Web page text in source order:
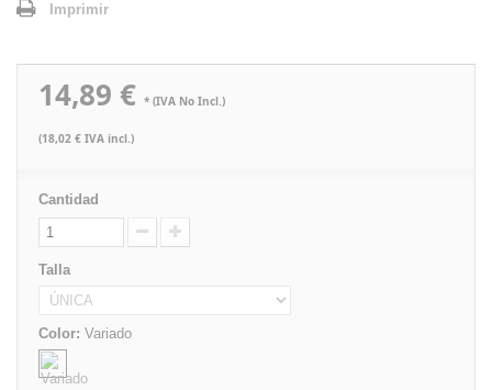
Imprimir
14,89 € * (IVA No Incl.)
(18,02 € IVA incl.)
Cantidad
Talla
Color: Variado